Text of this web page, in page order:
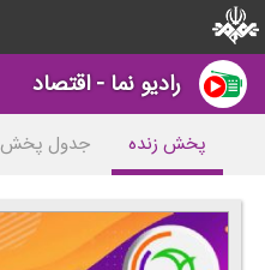
رادیو نما - اقتصاد
پخش زنده جدول پخش